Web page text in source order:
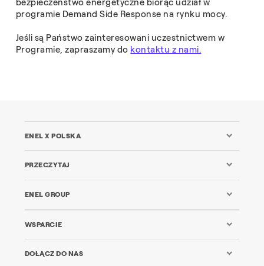
bezpieczeństwo energetyczne biorąc udział w
programie Demand Side Response na rynku mocy.
Jeśli są Państwo zainteresowani uczestnictwem w
Programie, zapraszamy do kontaktu z nami.
ENEL X POLSKA
PRZECZYTAJ
ENEL GROUP
WSPARCIE
DOŁĄCZ DO NAS